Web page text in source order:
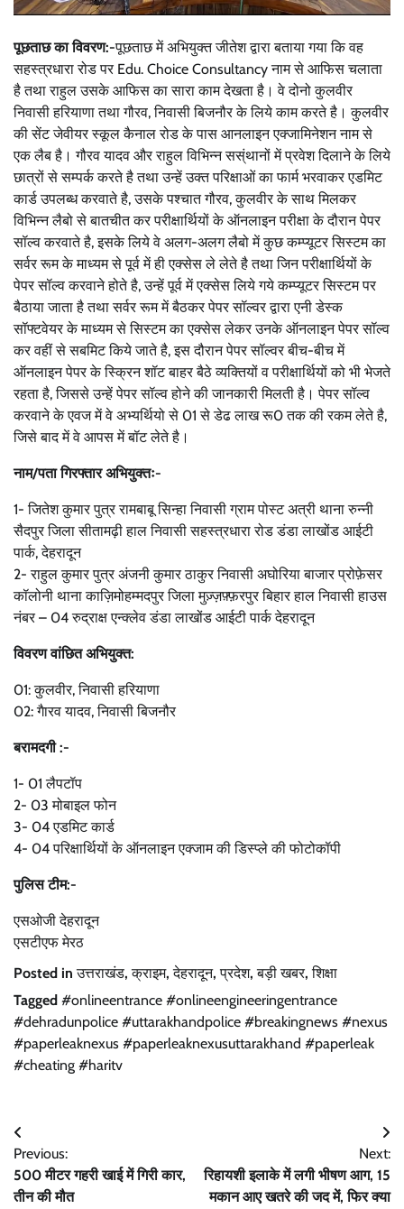
पूछताछ का विवरण:-पूछताछ में अभियुक्त जीतेश द्वारा बताया गया कि वह
सहस्त्रधारा रोड पर Edu. Choice Consultancy नाम से आफिस चलाता
है तथा राहुल उसके आफिस का सारा काम देखता है। वे दोनो कुलवीर
निवासी हरियाणा तथा गौरव, निवासी बिजनौर के लिये काम करते है। कुलवीर
की सेंट जेवीयर स्कूल कैनाल रोड के पास आनलाइन एक्जामिनेशन नाम से
एक लैब है। गौरव यादव और राहुल विभिन्न सस्ंथानों में प्रवेश दिलाने के लिये
छात्रों से सम्पर्क करते है तथा उन्हें उक्त परिक्षाओं का फार्म भरवाकर एडमिट
कार्ड उपलब्ध करवाते है, उसके पश्चात गौरव, कुलवीर के साथ मिलकर
विभिन्न लैबो से बातचीत कर परीक्षार्थियों के ऑनलाइन परीक्षा के दौरान पेपर
सॉल्व करवाते है, इसके लिये वे अलग-अलग लैबो में कुछ कम्प्यूटर सिस्टम का
सर्वर रूम के माध्यम से पूर्व में ही एक्सेस ले लेते है तथा जिन परीक्षार्थियों के
पेपर सॉल्व करवाने होते है, उन्हें पूर्व में एक्सेस लिये गये कम्प्यूटर सिस्टम पर
बैठाया जाता है तथा सर्वर रूम में बैठकर पेपर सॉल्वर द्वारा एनी डेस्क
सॉफ्टवेयर के माध्यम से सिस्टम का एक्सेस लेकर उनके ऑनलाइन पेपर सॉल्व
कर वहीं से सबमिट किये जाते है, इस दौरान पेपर सॉल्वर बीच-बीच में
ऑनलाइन पेपर के स्क्रिन शॉट बाहर बैठे व्यक्तियों व परीक्षार्थियों को भी भेजते
रहता है, जिससे उन्हें पेपर सॉल्व होने की जानकारी मिलती है। पेपर सॉल्व
करवाने के एवज में वे अभ्यर्थियो से 01 से डेढ लाख रू0 तक की रकम लेते है,
जिसे बाद में वे आपस में बॉट लेते है।
नाम/पता गिरफ्तार अभियुक्तः-
1- जितेश कुमार पुत्र रामबाबू सिन्हा निवासी ग्राम पोस्ट अत्री थाना रुन्नी
सैदपुर जिला सीतामढ़ी हाल निवासी सहस्त्रधारा रोड डंडा लाखोंड आईटी
पार्क, देहरादून
2- राहुल कुमार पुत्र अंजनी कुमार ठाकुर निवासी अघोरिया बाजार प्रोफ़ेसर
कॉलोनी थाना काज़िमोहम्मदपुर जिला मुज़्ज़फ़्फ़रपुर बिहार हाल निवासी हाउस
नंबर – 04 रुद्राक्ष एन्क्लेव डंडा लाखोंड आईटी पार्क देहरादून
विवरण वांछित अभियुक्त:
01: कुलवीर, निवासी हरियाणा
02: गैारव यादव, निवासी बिजनौर
बरामदगी :-
1- 01 लैपटॉप
2- 03 मोबाइल फोन
3- 04 एडमिट कार्ड
4- 04 परिक्षार्थियों के ऑनलाइन एक्जाम की डिस्प्ले की फोटोकॉपी
पुलिस टीम:-
एसओजी देहरादून
एसटीएफ मेरठ
Posted inउत्तराखंड,क्राइम,देहरादून,प्रदेश,बड़ी खबर,शिक्षा
Tagged #onlineentrance #onlineengineeringentrance
#dehradunpolice #uttarakhandpolice #breakingnews #nexus
#paperleaknexus #paperleaknexusuttarakhand #paperleak
#cheating #haritv
Post
navigation
Previous:
500 मीटर गहरी खाई में गिरी कार,
तीन की मौत
Next:
रिहायशी इलाके में लगी भीषण आग, 15
मकान आए खतरे की जद में, फिर क्या